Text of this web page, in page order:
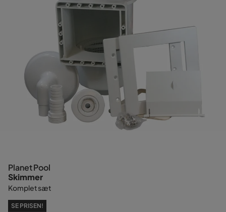
Planet Pool
Skimmer
Komplet sæt
SE PRISEN!